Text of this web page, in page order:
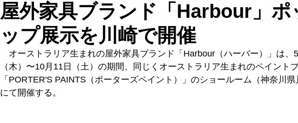
屋外家具ブランド「Harbour」ポ
ップ展示を川崎で開催
オーストラリア生まれの屋外家具ブランド「Harbour（ハーバー）」は、
（木）〜10月11日（土）の期間、同じくオーストラリア生まれのペイント
「PORTER'S PAINTS（ポーターズペイント）」のショールーム（神奈川県
にて開催する。